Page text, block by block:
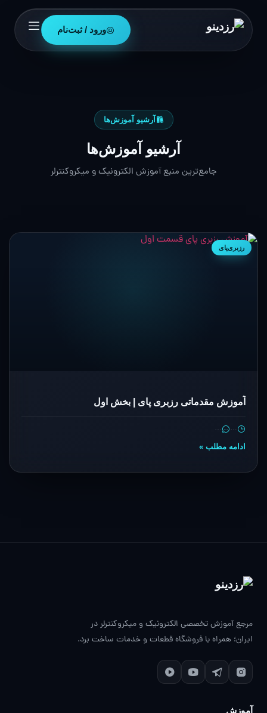
ورود / ثبت‌نام
آرشیو آموزش‌ها
آرشیو آموزش‌ها
جامع‌ترین منبع آموزش الکترونیک و میکروکنترلر
رزبری‌پای
آموزش مقدماتی رزبری پای | بخش اول
…
…
ادامه مطلب »
مرجع آموزش تخصصی الکترونیک و میکروکنترلر در
ایران؛ همراه با فروشگاه قطعات و خدمات ساخت برد.
آموزش